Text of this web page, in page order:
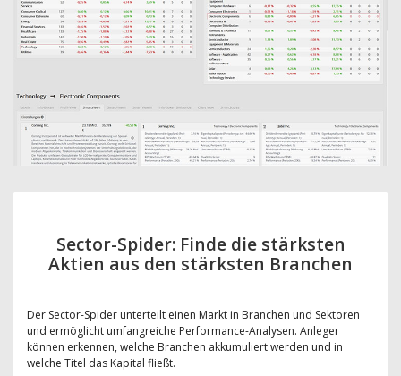
Sector-Spider: Finde die stärksten
Aktien aus den stärksten Branchen
Der Sector-Spider unterteilt einen Markt in Branchen und Sektoren
und ermöglicht umfangreiche Performance-Analysen. Anleger
können erkennen, welche Branchen akkumuliert werden und in
welche Titel das Kapital fließt.